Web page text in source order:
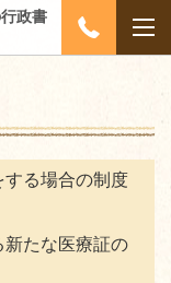
政書
る場合の制度
たな医療証の